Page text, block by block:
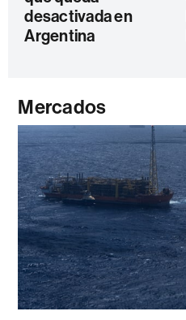
desactivada en
Argentina
Mercados